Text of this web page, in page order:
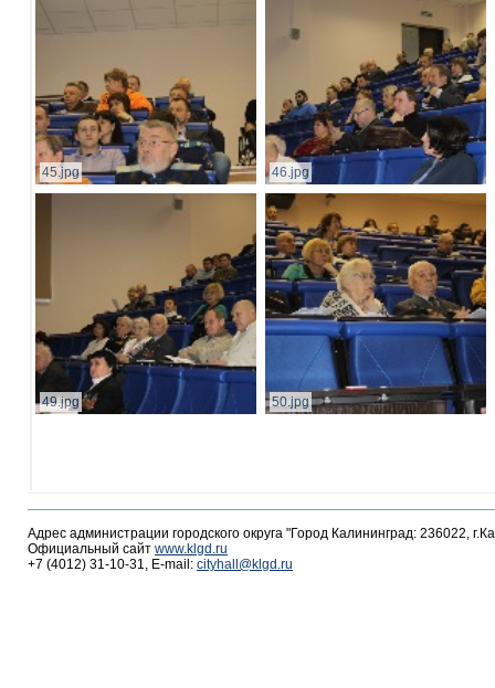
45.jpg 46.jpg
49.jpg 50.jpg
Адрес администрации городского округа "Город Калининград: 236022,
Официальный сайт www.klgd.ru
+7 (4012) 31-10-31, E-mail: cityhall@klgd.ru